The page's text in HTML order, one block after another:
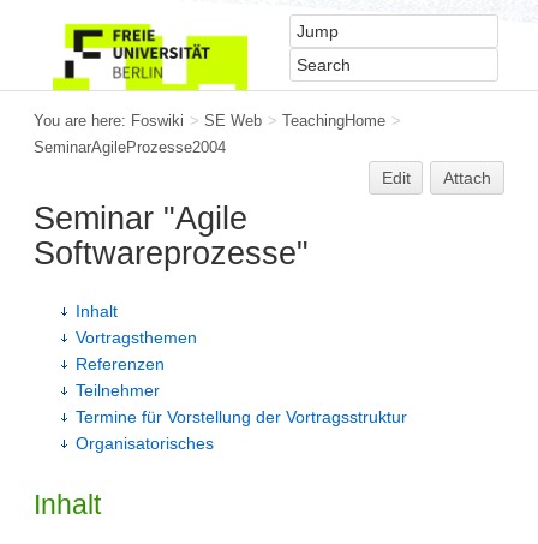
You are here: Foswiki > SE Web > TeachingHome >
SeminarAgileProzesse2004
Edit Attach
Seminar "Agile
Softwareprozesse"
Inhalt
Vortragsthemen
Referenzen
Teilnehmer
Termine für Vorstellung der Vortragsstruktur
Organisatorisches
Inhalt